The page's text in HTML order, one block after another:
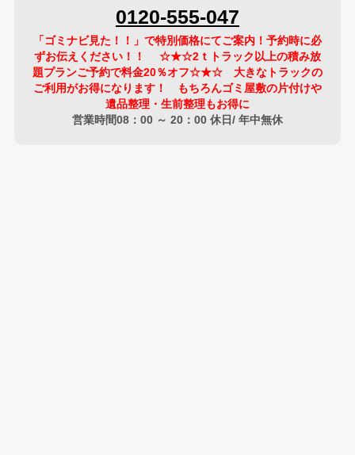
0120-555-047
「ゴミナビ見た！！」で特別価格にてご案内！予約時に必
ずお伝えください！！ ☆★☆2ｔトラック以上の積み放
題プランご予約で料金20％オフ☆★☆ 大きなトラックの
ご利用がお得になります！ もちろんゴミ屋敷の片付けや
遺品整理・生前整理もお得に
営業時間08：00 ～ 20：00 休日/ 年中無休